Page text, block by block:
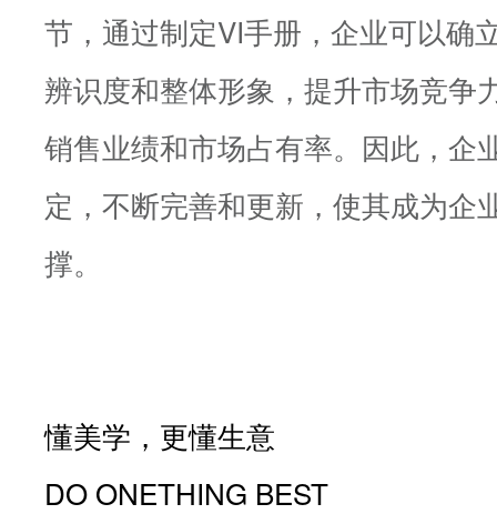
节，通过制定VI手册，企业可以确
辨识度和整体形象，提升市场竞争
销售业绩和市场占有率。因此，企
定，不断完善和更新，使其成为企
撑。
懂美学，更懂生意
DO ONETHING BEST